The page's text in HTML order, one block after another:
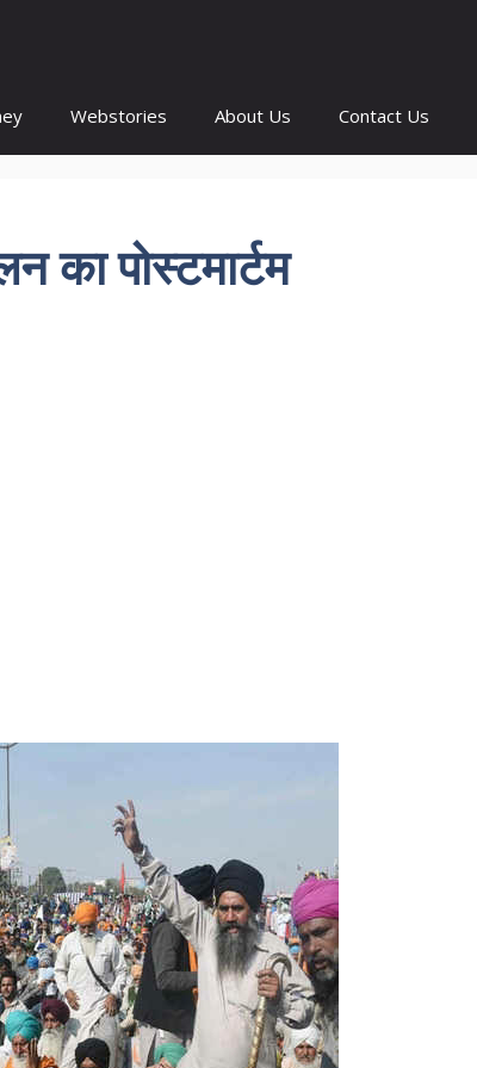
Webstories About Us Contact Us
का पोस्टमार्टम